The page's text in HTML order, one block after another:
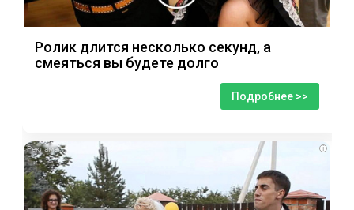
Ролик длится несколько секунд, а
смеяться вы будете долго
Подробнее >>
i